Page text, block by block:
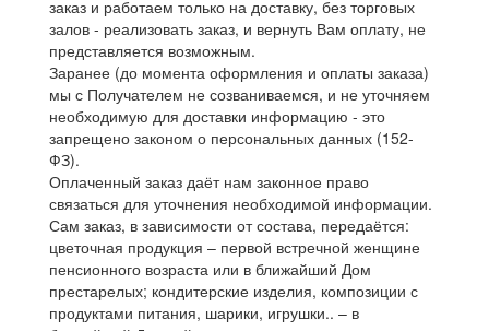
заказ и работаем только на доставку, без торговых
залов - реализовать заказ, и вернуть Вам оплату, не
представляется возможным.
Заранее (до момента оформления и оплаты заказа)
мы с Получателем не созваниваемся, и не уточняем
необходимую для доставки информацию - это
запрещено законом о персональных данных (152-
ФЗ).
Оплаченный заказ даёт нам законное право
связаться для уточнения необходимой информации.
Сам заказ, в зависимости от состава, передаётся:
цветочная продукция – первой встречной женщине
пенсионного возраста или в ближайший Дом
престарелых; кондитерские изделия, композиции с
продуктами питания, шарики, игрушки.. – в